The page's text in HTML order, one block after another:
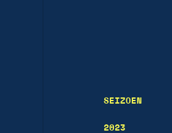
SEIZOEN
2023